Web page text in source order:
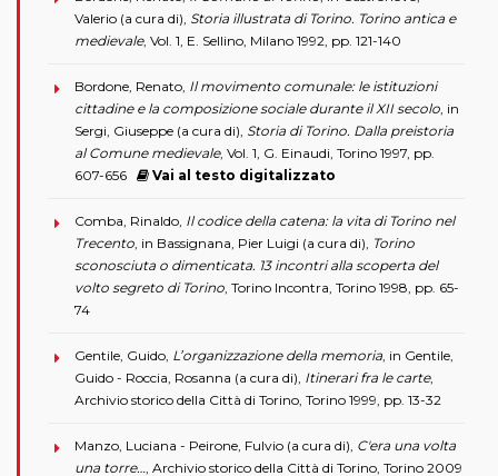
Valerio (a cura di), Storia illustrata di Torino. Torino antica e
medievale, Vol. 1, E. Sellino, Milano 1992, pp. 121-140
Bordone, Renato, Il movimento comunale: le istituzioni
cittadine e la composizione sociale durante il XII secolo , in
Sergi, Giuseppe (a cura di), Storia di Torino. Dalla preistoria
al Comune medievale, Vol. 1, G. Einaudi, Torino 1997, pp.
607-656
Vai al testo digitalizzato
Comba, Rinaldo, Il codice della catena: la vita di Torino nel
Trecento , in Bassignana, Pier Luigi (a cura di), Torino
sconosciuta o dimenticata. 13 incontri alla scoperta del
volto segreto di Torino , Torino Incontra, Torino 1998, pp. 65-
74
Gentile, Guido, L’organizzazione della memoria , in Gentile,
Guido - Roccia, Rosanna (a cura di), Itinerari fra le carte,
Archivio storico della Città di Torino, Torino 1999, pp. 13-32
Manzo, Luciana - Peirone, Fulvio (a cura di), C'era una volta
una torre… , Archivio storico della Città di Torino, Torino 2009